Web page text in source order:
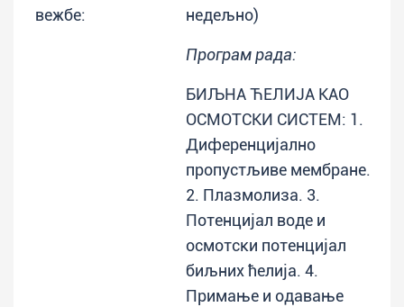
вежбе:
недељно)
Програм рада:
БИЉНА ЋЕЛИЈА КАО
ОСМОТСКИ СИСТЕМ: 1.
Диференцијално
пропустљиве мембране.
2. Плазмолиза. 3.
Потенцијал воде и
осмотски потенцијал
биљних ћелија. 4.
Примање и одавање